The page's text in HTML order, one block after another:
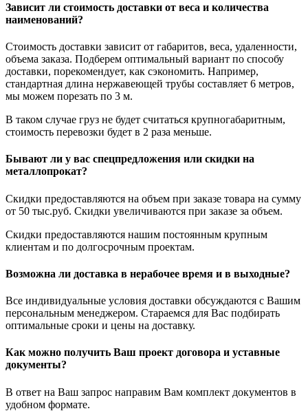
Зависит ли стоимость доставки от веса и количества
наименований?
Стоимость доставки зависит от габаритов, веса, удаленности,
объема заказа. Подберем оптимальный вариант по способу
доставки, порекомендует, как сэкономить. Например,
стандартная длина нержавеющей трубы составляет 6 метров,
мы можем порезать по 3 м.
В таком случае груз не будет считаться крупногабаритным,
стоимость перевозки будет в 2 раза меньше.
Бывают ли у вас спецпредложения или скидки на
металлопрокат?
Скидки предоставляются на объем при заказе товара на сумму
от 50 тыс.руб. Скидки увеличиваются при заказе за объем.
Скидки предоставляются нашим постоянным крупным
клиентам и по долгосрочным проектам.
Возможна ли доставка в нерабочее время и в выходные?
Все индивидуальные условия доставки обсуждаются с Вашим
персональным менеджером. Стараемся для Вас подбирать
оптимальные сроки и цены на доставку.
Как можно получить Ваш проект договора и уставные
документы?
В ответ на Ваш запрос направим Вам комплект документов в
удобном формате.